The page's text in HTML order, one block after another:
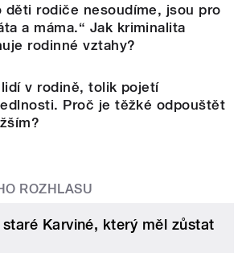
děti rodiče nesoudíme, jsou pro
a máma.“ Jak kriminalita
rodinné vztahy?
v rodině, tolik pojetí
Proč je těžké odpouštět
ROZHLASU
Karviné, který měl zůstat